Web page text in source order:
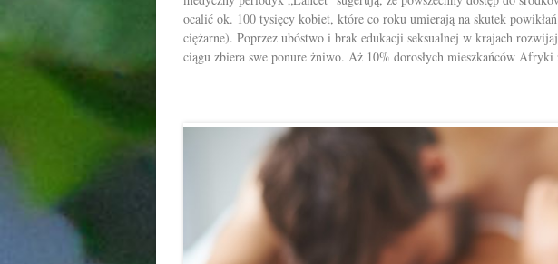
ocalić ok. 100 tysięcy kobiet, które co roku umierają na skutek
ciężarne). Poprzez ubóstwo i brak edukacji seksualnej w krajach
ciągu zbiera swe ponure żniwo. Aż 10% dorosłych mieszkańców